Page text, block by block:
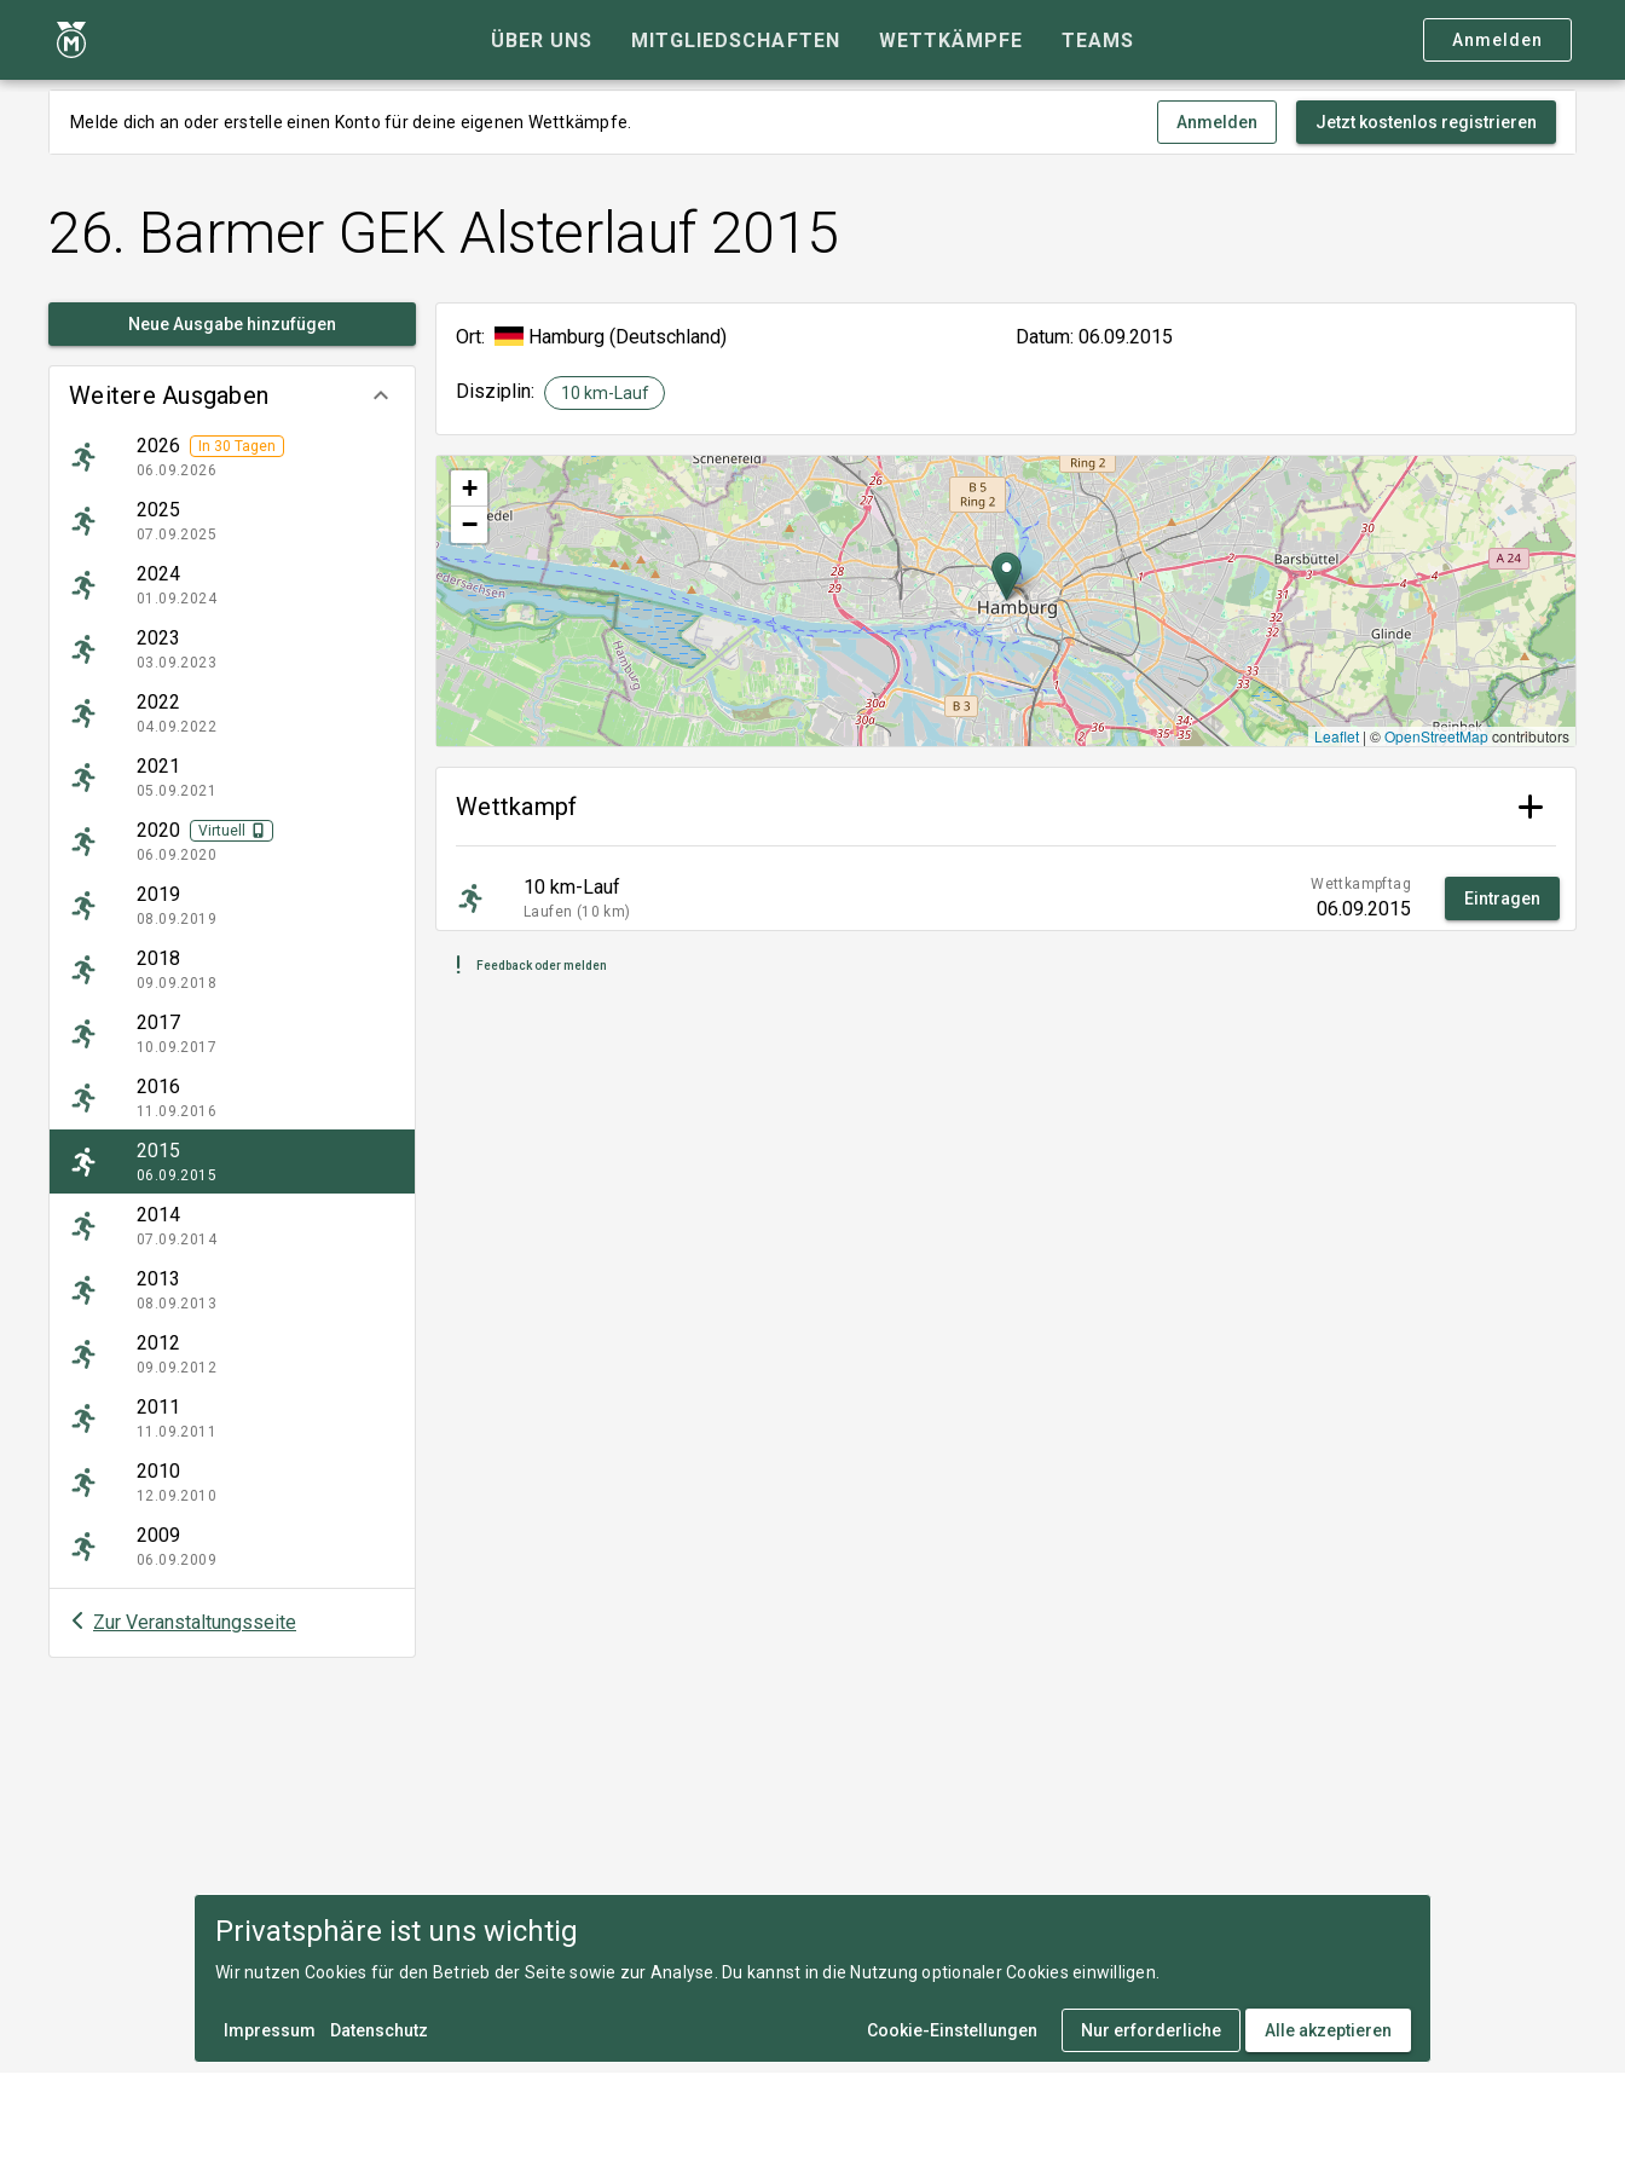
ÜBER UNS MITGLIEDSCHAFTEN WETTKÄMPFE TEAMS Anmelden
Melde dich an oder erstelle einen Konto für deine eigenen Wettkämpfe. Anmelden Jetzt kostenlos registrieren
26. Barmer GEK Alsterlauf 2015
Neue Ausgabe hinzufügen
Weitere Ausgaben keyboard_arrow_down
2026
In 30 Tagen
06.09.2026
2025
07.09.2025
2024
01.09.2024
2023
03.09.2023
2022
04.09.2022
2021
05.09.2021
2020
Virtuell
06.09.2020
2019
08.09.2019
2018
09.09.2018
2017
10.09.2017
2016
11.09.2016
2015
06.09.2015
2014
07.09.2014
2013
08.09.2013
2012
09.09.2012
2011
11.09.2011
2010
12.09.2010
2009
06.09.2009
Zur Veranstaltungsseite
Ort: Hamburg (Deutschland) Datum: 06.09.2015
Disziplin: 10 km-Lauf
+
−
Leaflet | ©OpenStreetMapcontributors
Wettkampf
10 km-Lauf
Laufen (10 km)
Wettkampftag
06.09.2015 Eintragen
Feedback oder melden
Privatsphäre ist uns wichtig
Wir nutzen Cookies für den Betrieb der Seite sowie zur Analyse. Du kannst in die Nutzung optionaler Cookies einwilligen.
Impressum Datenschutz Cookie-Einstellungen Nur erforderliche Alle akzeptieren